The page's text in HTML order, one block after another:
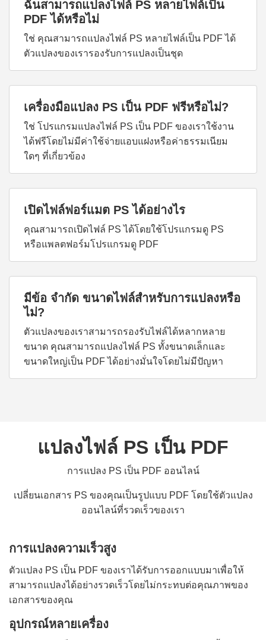
ฉันสามารถแปลงไฟล์ PS หลายไฟล์เป็น
PDF ได้หรือไม่
ใช่ คุณสามารถแปลงไฟล์ PS หลายไฟล์เป็น PDF ได้
ตัวแปลงของเรารองรับการแปลงเป็นชุด
เครื่องมือแปลง PS เป็น PDF ฟรีหรือไม่?
ใช่ โปรแกรมแปลงไฟล์ PS เป็น PDF ของเราใช้งาน
ได้ฟรีโดยไม่มีค่าใช้จ่ายแอบแฝงหรือค่าธรรมเนียม
ใดๆ ที่เกี่ยวข้อง
เปิดไฟล์ฟอร์แมต PS ได้อย่างไร
คุณสามารถเปิดไฟล์ PS ได้โดยใช้โปรแกรมดู PS
หรือแพลตฟอร์มโปรแกรมดู PDF
มีข้อ จำกัด ขนาดไฟล์สำหรับการแปลงหรือ
ไม่?
ตัวแปลงของเราสามารถรองรับไฟล์ได้หลากหลาย
ขนาด คุณสามารถแปลงไฟล์ PS ทั้งขนาดเล็กและ
ขนาดใหญ่เป็น PDF ได้อย่างมั่นใจโดยไม่มีปัญหา
แปลงไฟล์ PS เป็น PDF
การแปลง PS เป็น PDF ออนไลน์
เปลี่ยนเอกสาร PS ของคุณเป็นรูปแบบ PDF โดยใช้ตัวแปลง
ออนไลน์ที่รวดเร็วของเรา
การแปลงความเร็วสูง
ตัวแปลง PS เป็น PDF ของเราได้รับการออกแบบมาเพื่อให้
สามารถแปลงได้อย่างรวดเร็วโดยไม่กระทบต่อคุณภาพของ
เอกสารของคุณ
อุปกรณ์หลายเครื่อง